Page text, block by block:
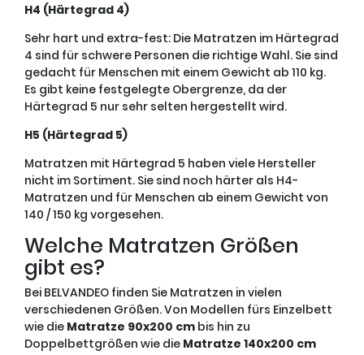
H4 (Härtegrad 4)
Sehr hart und extra-fest: Die Matratzen im Härtegrad
4 sind für schwere Personen die richtige Wahl. Sie sind
gedacht für Menschen mit einem Gewicht ab 110 kg.
Es gibt keine festgelegte Obergrenze, da der
Härtegrad 5 nur sehr selten hergestellt wird.
H5 (Härtegrad 5)
Matratzen mit Härtegrad 5 haben viele Hersteller
nicht im Sortiment. Sie sind noch härter als H4-
Matratzen und für Menschen ab einem Gewicht von
140 / 150 kg vorgesehen.
Welche Matratzen Größen
gibt es?
Bei BELVANDEO finden Sie Matratzen in vielen
verschiedenen Größen. Von Modellen fürs Einzelbett
wie die Matratze 90x200 cm bis hin zu
Doppelbettgrößen wie die Matratze 140x200 cm